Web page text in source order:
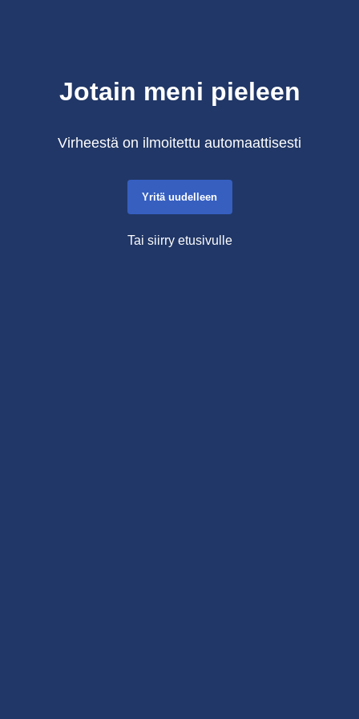
Jotain meni pieleen
Virheestä on ilmoitettu automaattisesti
Yritä uudelleen
Tai siirry etusivulle